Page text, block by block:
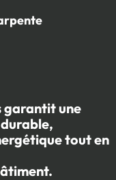
garantit une
tout en